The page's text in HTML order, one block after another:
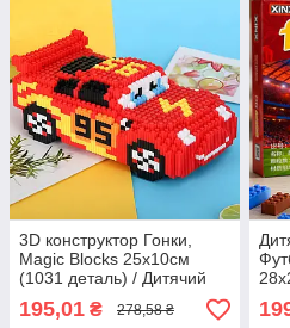
3D конструктор Гонки,
Magic Blocks 25х10см
(1031 деталь) / Дитячий
конструктор з міні блоків /
Піксельний конструктор 3Д
195,01 ₴ 278,58 ₴
3д